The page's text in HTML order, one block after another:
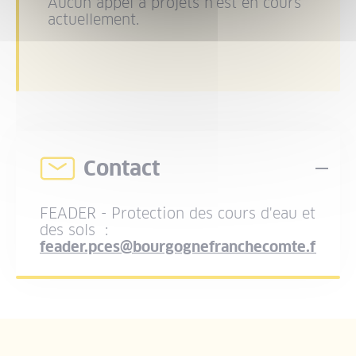
actuellement.
Contact
FEADER - Protection des cours d'eau et
des sols
:
feader.pces@bourgognefranchecomte.fr